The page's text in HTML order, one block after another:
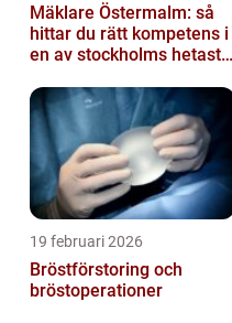
Mäklare Östermalm: så
hittar du rätt kompetens i
en av stockholms hetaste
19 februari 2026
Bröstförstoring och
bröstoperationer